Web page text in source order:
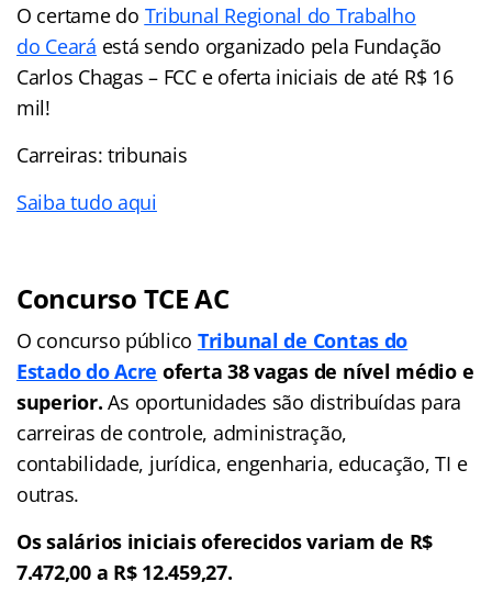
O certame do Tribunal Regional do Trabalho
do Ceará está sendo organizado pela Fundação
Carlos Chagas – FCC e oferta iniciais de até R$ 16
mil!
Carreiras: tribunais
Saiba tudo aqui
Concurso TCE AC
O concurso público Tribunal de Contas do
Estado do Acre oferta 38 vagas de nível médio e
superior.As oportunidades são distribuídas para
carreiras de controle, administração,
contabilidade, jurídica, engenharia, educação, TI e
outras.
Os salários iniciais oferecidos variam de R$
7.472,00 a R$ 12.459,27.